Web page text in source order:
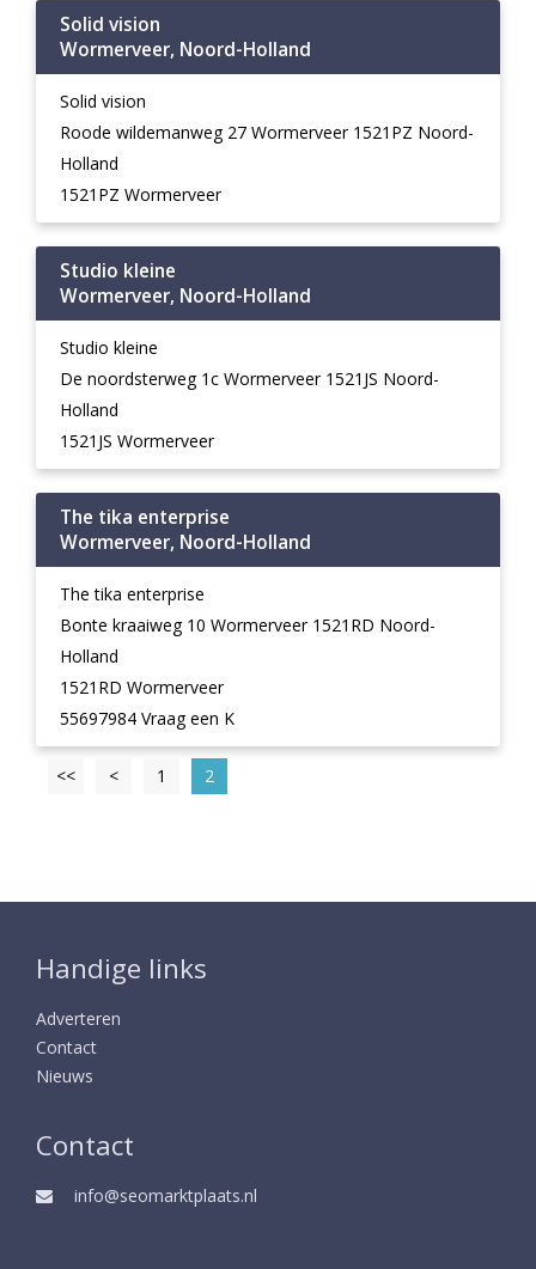
Solid vision
Wormerveer, Noord-Holland
Solid vision
Roode wildemanweg 27 Wormerveer 1521PZ Noord-
Holland
1521PZ Wormerveer
Studio kleine
Wormerveer, Noord-Holland
Studio kleine
De noordsterweg 1c Wormerveer 1521JS Noord-
Holland
1521JS Wormerveer
The tika enterprise
Wormerveer, Noord-Holland
The tika enterprise
Bonte kraaiweg 10 Wormerveer 1521RD Noord-
Holland
1521RD Wormerveer
55697984 Vraag een K
<< < 1 2
Handige links
Adverteren
Contact
Nieuws
Contact
info@seomarktplaats.nl